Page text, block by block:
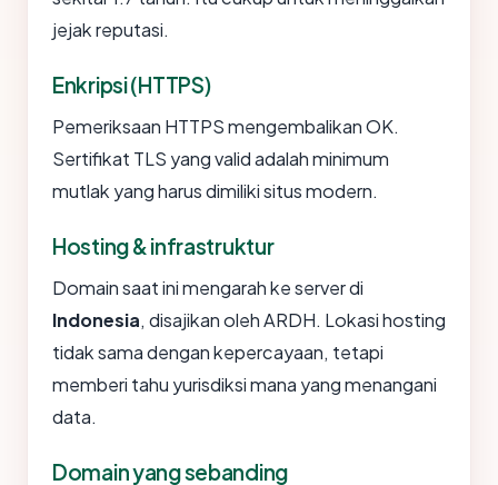
jejak reputasi.
Enkripsi (HTTPS)
Pemeriksaan HTTPS mengembalikan OK.
Sertifikat TLS yang valid adalah minimum
mutlak yang harus dimiliki situs modern.
Hosting & infrastruktur
Domain saat ini mengarah ke server di
Indonesia, disajikan oleh ARDH. Lokasi hosting
tidak sama dengan kepercayaan, tetapi
memberi tahu yurisdiksi mana yang menangani
data.
Domain yang sebanding